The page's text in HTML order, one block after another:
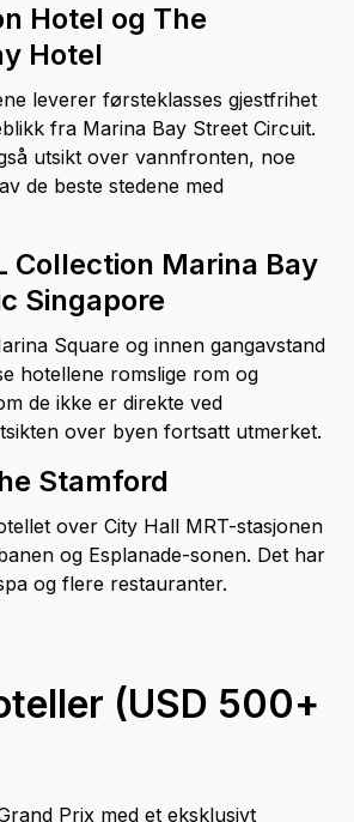
Hotel og The
Hotel
leverer førsteklasses gjestfrihet
fra Marina Bay Street Circuit.
utsikt over vannfronten, noe
de beste stedene med
Collection Marina Bay
Singapore
Square og innen gangavstand
hotellene romslige rom og
de ikke er direkte ved
over byen fortsatt utmerket.
Stamford
over City Hall MRT-stasjonen
og Esplanade-sonen. Det har
og flere restauranter.
(USD 500+
Prix med et eksklusivt